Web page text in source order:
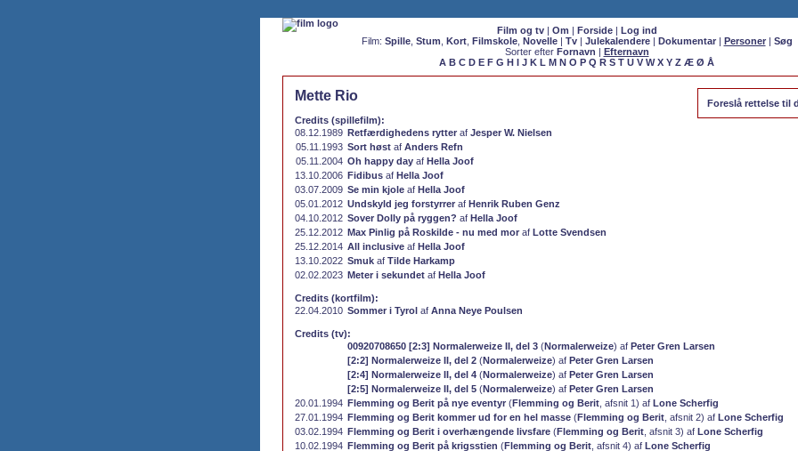
Film og tv| Om | Forside| Log ind
Film: Spille, Stum Kort, Filmskole, Novelle| Tv| Julekalendere| Dokumentar| Personer| Søg
Sorter efter Fornavn | Efternavn
A B C D E F G H I J K L M N O P Q R S T U V WX Y Z Æ Ø Å
Foreslå rettelse til
Mette Rio
Credits (spillefilm):
08.12.1989 Retfærdighedens rytter af Jesper W. Nielsen
05.11.1993 Sort høst af Anders Refn
05.11.2004 Oh happy day af Hella Joof
13.10.2006 Fidibus af Hella Joof
03.07.2009 Se min kjole af Hella Joof
05.01.2012 Undskyld jeg forstyrrer af Henrik Ruben Genz
04.10.2012 Sover Dolly på ryggen? af Hella Joof
25.12.2012 Max Pinlig på Roskilde - nu med mor af Lotte Svendsen
25.12.2014 All inclusive af Hella Joof
13.10.2022 Smuk af Tilde Harkamp
02.02.2023 Meter i sekundet af Hella Joof
Credits (kortfilm):
22.04.2010 Sommer i Tyrol af Anna Neye Poulsen
Credits (tv):
00920708650 [2:3] Normalerweize II, del 3 (Normalerweize) af Peter Gren Larsen
[2:2] Normalerweize II, del 2 (Normalerweize) af Peter Gren Larsen
[2:4] Normalerweize II, del 4 (Normalerweize) af Peter Gren Larsen
[2:5] Normalerweize II, del 5 (Normalerweize) af Peter Gren Larsen
20.01.1994 Flemming og Berit på nye eventyr (Flemming og Berit , afsnit 1) af Lone Scherfig
27.01.1994 Flemming og Berit kommer ud for en hel masse (Flemming og Berit , afsnit 2) af Lone Scherfig
03.02.1994 Flemming og Berit i overhængende livsfare (Flemming og Berit , afsnit 3) af Lone Scherfig
10.02.1994 Flemming og Berit på krigsstien (Flemming og Berit , afsnit 4) af Lone Scherfig